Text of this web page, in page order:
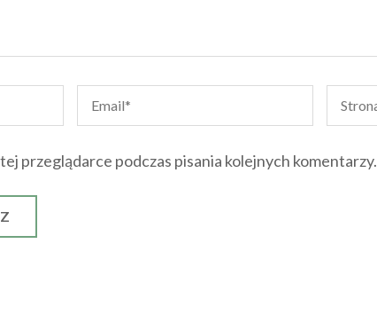
przeglądarce podczas pisania kolejnych komentarzy.